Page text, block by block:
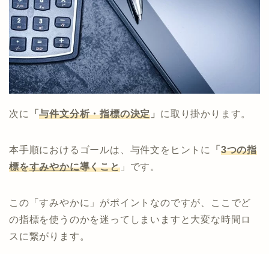
次に 「与件文分析・指標の決定 」 に取り掛かります。
本手順におけるゴールは、与件文をヒントに 「 3つの指
標をすみやかに導くこと」です。
この「すみやかに」がポイントなのですが、ここでど
の指標を使うのかを迷ってしまいますと大変な時間ロ
スに繋がります。